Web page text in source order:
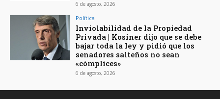
6 de agosto, 2026
Política
Inviolabilidad de la Propiedad
Privada | Kosiner dijo que se debe
bajar toda la ley y pidió que los
senadores salteños no sean
«cómplices»
6 de agosto, 2026